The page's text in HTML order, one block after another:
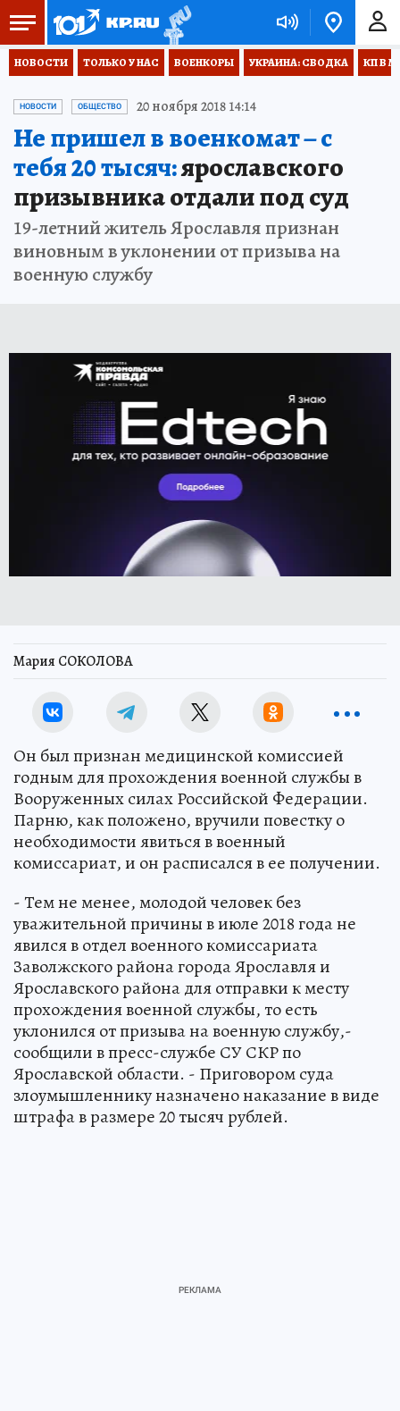
НОВОСТИ ТОЛЬКО У НАС ВОЕНКОРЫ УКРАИНА: СВОДКА КП В
НОВОСТИ ОБЩЕСТВО 20 ноября 2018 14:14
Не пришел в военкомат – с
тебя 20 тысяч:ярославского
призывника отдали под суд
19-летний житель Ярославля признан
виновным в уклонении от призыва на
военную службу
Мария СОКОЛОВА
Он был признан медицинской комиссией
годным для прохождения военной службы в
Вооруженных силах Российской Федерации.
Парню, как положено, вручили повестку о
необходимости явиться в военный
комиссариат, и он расписался в ее получении.
- Тем не менее, молодой человек без
уважительной причины в июле 2018 года не
явился в отдел военного комиссариата
Заволжского района города Ярославля и
Ярославского района для отправки к месту
прохождения военной службы, то есть
уклонился от призыва на военную службу,-
сообщили в пресс-службе СУ СКР по
Ярославской области. - Приговором суда
злоумышленнику назначено наказание в виде
штрафа в размере 20 тысяч рублей.